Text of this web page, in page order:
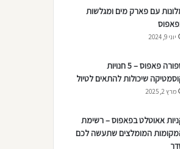
עם פארק מים ומגלשות
יוני 9, 2024
ספורה פאפוס – 5 חנויות
שיכולות להתאים לטיול
מרץ 2, 2025
אאוטלט בפאפוס – רשימת
המומלצים שתעשה לכם